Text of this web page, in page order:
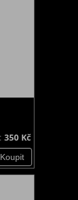
350 Kč
Koupit